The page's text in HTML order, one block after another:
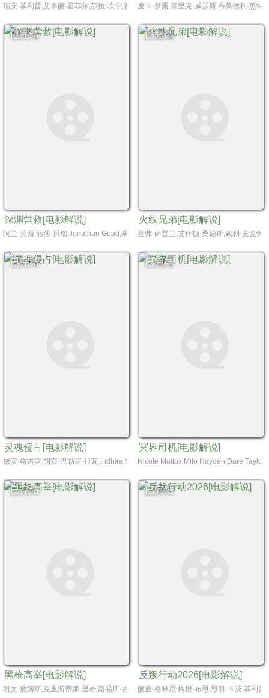
瑞安·菲利普,艾米丽·霍菲尔,莎拉·坎宁,赛奇·林德,贝薇莉·埃利奥特,菲尔·伯克,加布
麦卡·梦露,泰里克·威瑟斯,布莱德利·惠
已完结
深渊营救[电影解说]
阿兰·莫西,丽莎·贝瑞,Jonathan Goad,蒂姆·罗尊,容海峰,保罗·布朗斯坦,杰森·卡
已完结
火线兄弟[电影解说]
基弗·萨瑟兰,艾什顿·桑德斯,索利·麦克劳
已完结
灵魂侵占[电影解说]
黛安·格雷罗,胡安·巴勃罗·拉瓦,Indhira Serrano,Laureano Olivares,Ernesto
已完结
冥界司机[电影解说]
Nicole Mattox,Milo Hayden,Dare
已完结
黑枪高举[电影解说]
凯文·詹姆斯,克里斯蒂娜·里奇,路易斯·古兹曼,Joey Diaz,梅丽莎·里奥,蒂莫西·V·
已完结
反叛行动2026[电影解说]
丽兹·格林尼,梅根·布恩,思凯·卡茨,菲利